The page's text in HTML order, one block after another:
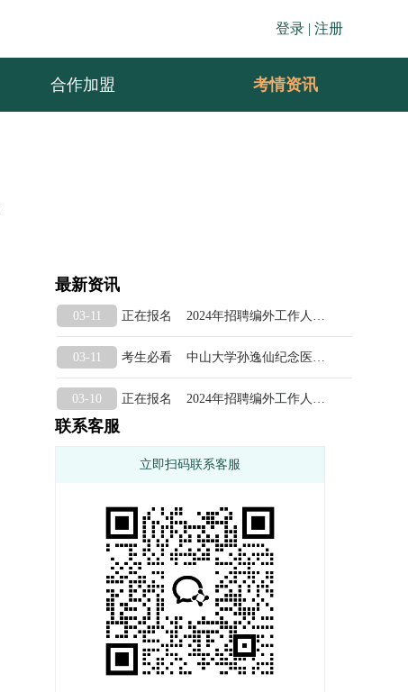
登录 | 注册
合作加盟 考情资讯
最新资讯
03-11
03-11
03-10
联系客服
立即扫码联系客服